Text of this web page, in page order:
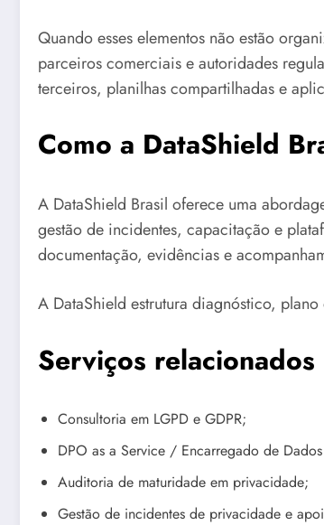
Quando esses elementos não estão
parceiros comerciais e autoridades
terceiros, planilhas compartilhadas e
Como a DataShield
A DataShield Brasil oferece uma
gestão de incidentes, capacitação e
documentação, evidências e
A DataShield estrutura diagnóstico,
Serviços relacionados
Consultoria em LGPD e GDPR;
DPO as a Service / Encarregado de
Auditoria de maturidade em privacidade;
Gestão de incidentes de privacidade e